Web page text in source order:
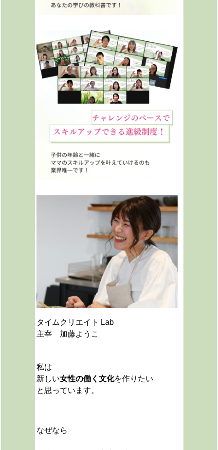
タイムクリエイト Lab
主宰 加藤ようこ
私は
新しい女性の働く文化を作りたい
と思っています。
なぜなら